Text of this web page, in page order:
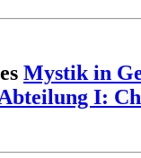
Mystik in
I: